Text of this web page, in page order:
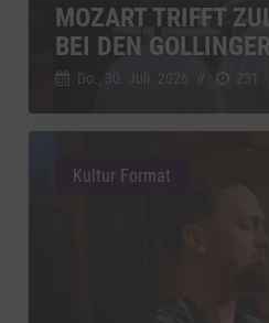
MOZART TRIFFT
BEI DEN
Do., 30. Juli. 2026 231
Kultur Format